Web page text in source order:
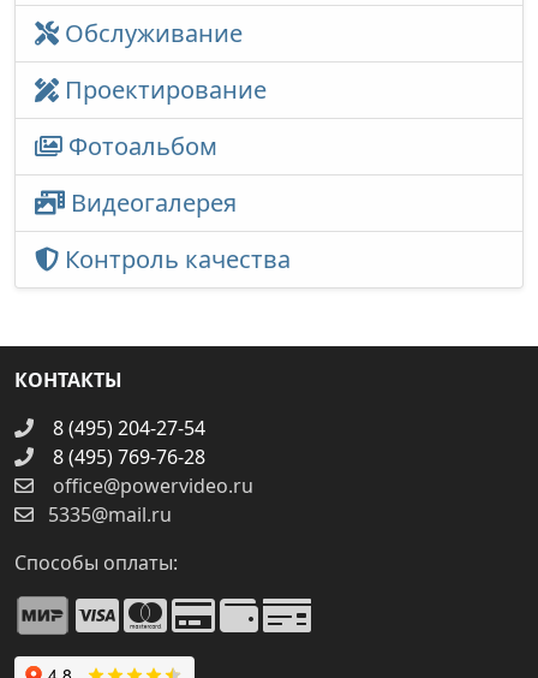
Обслуживание
Проектирование
Фотоальбом
Видеогалерея
Контроль качества
КОНТАКТЫ
8 (495) 204-27-54
8 (495) 769-76-28
office@powervideo.ru
5335@mail.ru
Способы оплаты: